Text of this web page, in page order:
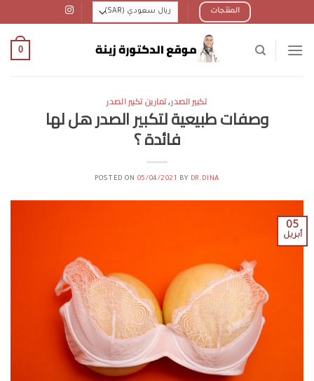
to
المنتجات
0
تكبير الصدر,تمارين تكبير الصدر
وصفات طبيعية لتكبير الصدر هل لها
فائدة ؟
POSTED ON 05/04/2021 BY DR.DINA
05
أبريل